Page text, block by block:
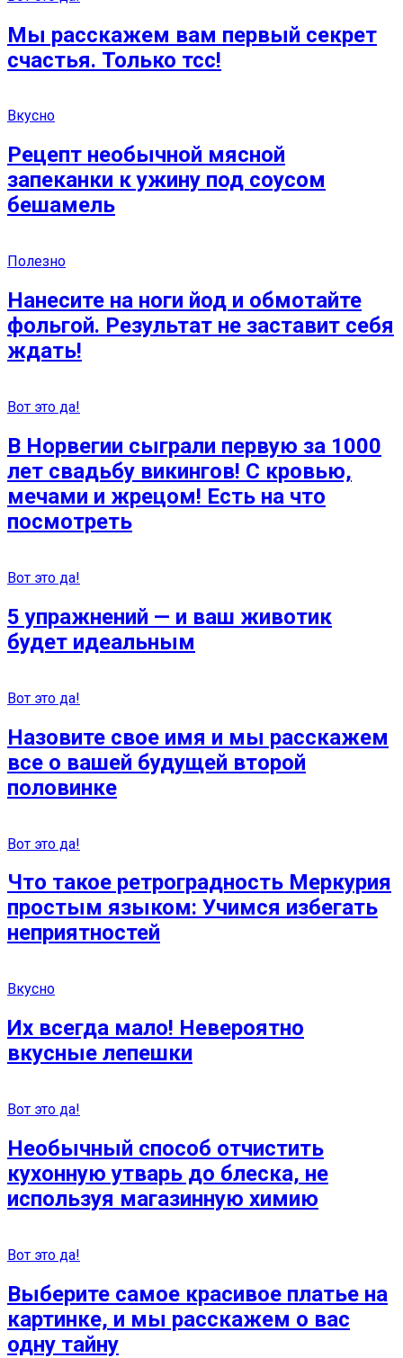
Мы расскажем вам первый секрет
счастья. Только тсс!
Вкусно
Рецепт необычной мясной
запеканки к ужину под соусом
бешамель
Полезно
Нанесите на ноги йод и обмотайте
фольгой. Результат не заставит себя
ждать!
Вот это да!
В Норвегии сыграли первую за 1000
лет свадьбу викингов! С кровью,
мечами и жрецом! Есть на что
посмотреть
Вот это да!
5 упражнений — и ваш животик
будет идеальным
Вот это да!
Назовите свое имя и мы расскажем
все о вашей будущей второй
половинке
Вот это да!
Что такое ретроградность Меркурия
простым языком: Учимся избегать
неприятностей
Вкусно
Их всегда мало! Невероятно
вкусные лепешки
Вот это да!
Необычный способ отчистить
кухонную утварь до блеска, не
используя магазинную химию
Вот это да!
Выберите самое красивое платье на
картинке, и мы расскажем о вас
одну тайну